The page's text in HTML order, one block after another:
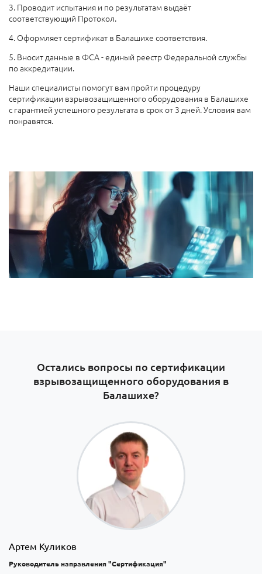
3. Проводит испытания и по результатам выдаёт
соответствующий Протокол.
4. Оформляет сертификат в Балашихе соответствия.
5. Вносит данные в ФСА - единый реестр Федеральной службы
по аккредитации.
Наши специалисты помогут вам пройти процедуру
сертификации взрывозащищенного оборудования в Балашихе
с гарантией успешного результата в срок от 3 дней. Условия вам
понравятся.
Остались вопросы по сертификации
взрывозащищенного оборудования в
Балашихе?
Артем Куликов
Руководитель направления "Сертификация"